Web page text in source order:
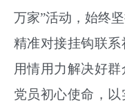
万家”活动，始终
精准对接挂钩联系
用情用力解决好
党员初心使命，